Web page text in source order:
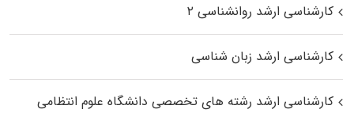
کارشناسی ارشد روانشناسی ۲
کارشناسی ارشد زبان شناسی
کارشناسی ارشد رﺷﺘﻪ ﻫﺎی تخصصی داﻧﺸﮕﺎه ﻋﻠﻮم انتظامی